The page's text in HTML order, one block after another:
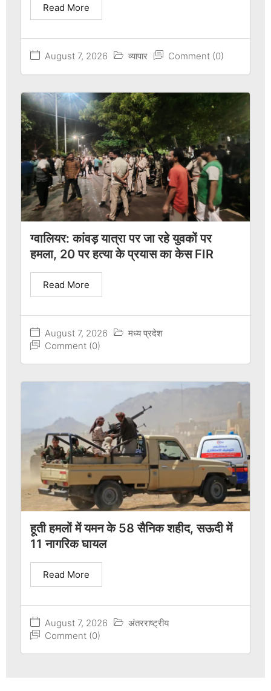
August 7, 2026 व्यापार Comment (0)
Read More
ग्वालियर: कांवड़ यात्रा पर जा रहे युवकों पर
हमला, 20 पर हत्या के प्रयास का केस FIR
August 7, 2026
मध्य प्रदेश
Comment (0)
Read More
हूती हमलों में यमन के 58 सैनिक शहीद, सऊदी में
11 नागरिक घायल
August 7, 2026
अंतरराष्ट्रीय
Comment (0)
Read More